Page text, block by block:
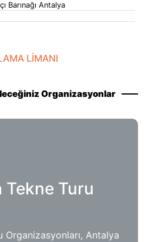
Barınağı Antalya
LİMANI
Organizasyonlar
Tekne Turu
Organizasyonları, Antalya